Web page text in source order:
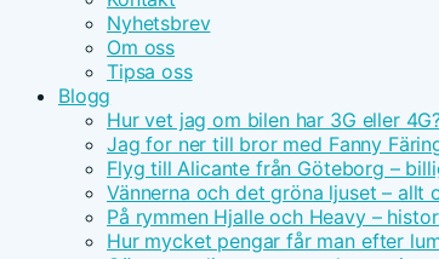
Nyhetsbrev
Om oss
Tipsa oss
Blogg
Hur vet jag om bilen har 3G eller
Jag for ner till bror med Fanny
Flyg till Alicante från Göteborg –
Vännerna och det gröna ljuset – allt
På rymmen Hjalle och Heavy –
Hur mycket pengar får man efter